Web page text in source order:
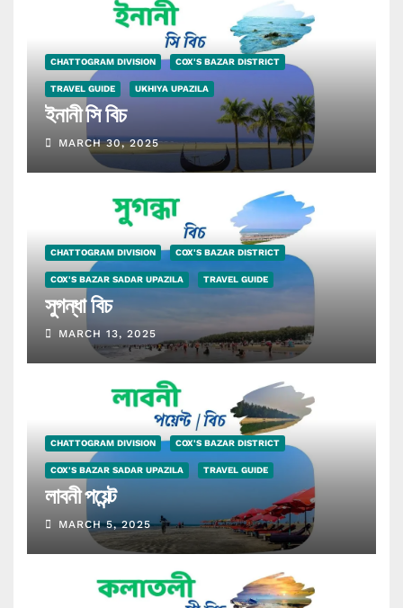
CHATTOGRAM DIVISION COX'S BAZAR DISTRICT
TRAVEL GUIDE UKHIYA UPAZILA
ইনানী সি বিচ
MARCH 30, 2025
CHATTOGRAM DIVISION COX'S BAZAR DISTRICT
COX'S BAZAR SADAR UPAZILA TRAVEL GUIDE
সুগন্ধা বিচ
MARCH 13, 2025
CHATTOGRAM DIVISION COX'S BAZAR DISTRICT
COX'S BAZAR SADAR UPAZILA TRAVEL GUIDE
লাবনী পয়েন্ট
MARCH 5, 2025